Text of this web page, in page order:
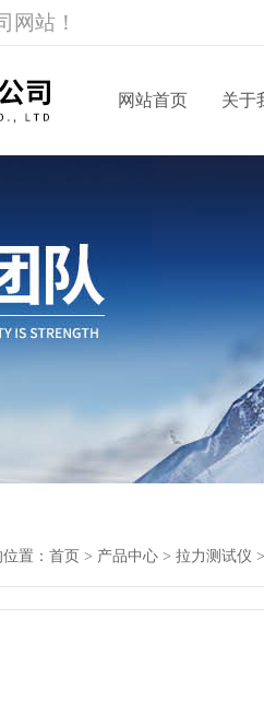
网站！
网站首页 关于
置： 首页 > 产品中心 > 拉力测试仪 >